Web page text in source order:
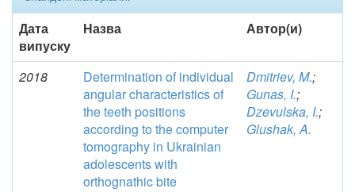
Дата
випуску
Назва Автор(и)
2018
Determination of individual
angular characteristics of
the teeth positions
according to the computer
tomography in Ukrainian
adolescents with
orthognathic bite
Dmitriev, M.;
Gunas, I.;
Dzevulska, I.;
Glushak, A.